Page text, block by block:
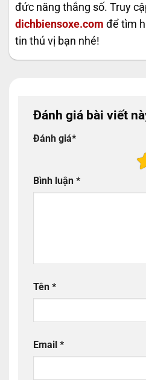
đức năng thắng số. Truy
dichbiensoxe.com để tìm
tin thú vị bạn nhé!
Đánh giá bài viết
Đánh giá*
Bình luận *
Tên *
Email *